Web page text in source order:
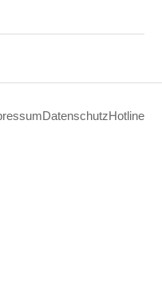
DatenschutzHotline